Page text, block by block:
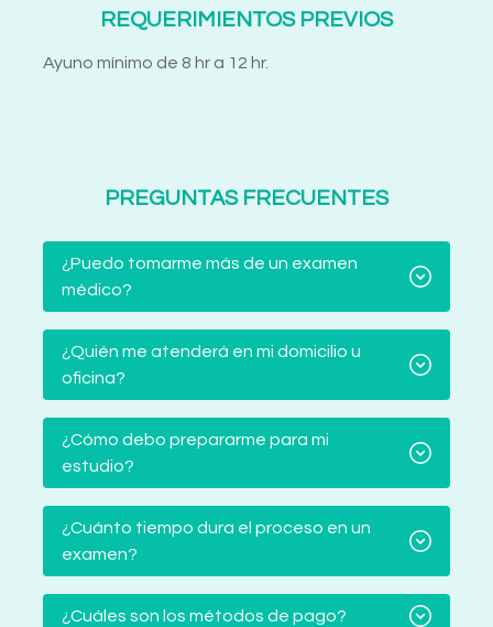
REQUERIMIENTOS PREVIOS
Ayuno mínimo de 8 hr a 12 hr.
PREGUNTAS FRECUENTES
¿Puedo tomarme más de un examen
médico?
¿Quién me atenderá en mi domicilio u
oficina?
¿Cómo debo prepararme para mi
estudio?
¿Cuánto tiempo dura el proceso en un
examen?
¿Cuáles son los métodos de pago?